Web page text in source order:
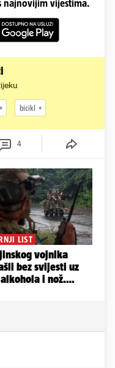
najnovijim vijestima.
bicikl
4